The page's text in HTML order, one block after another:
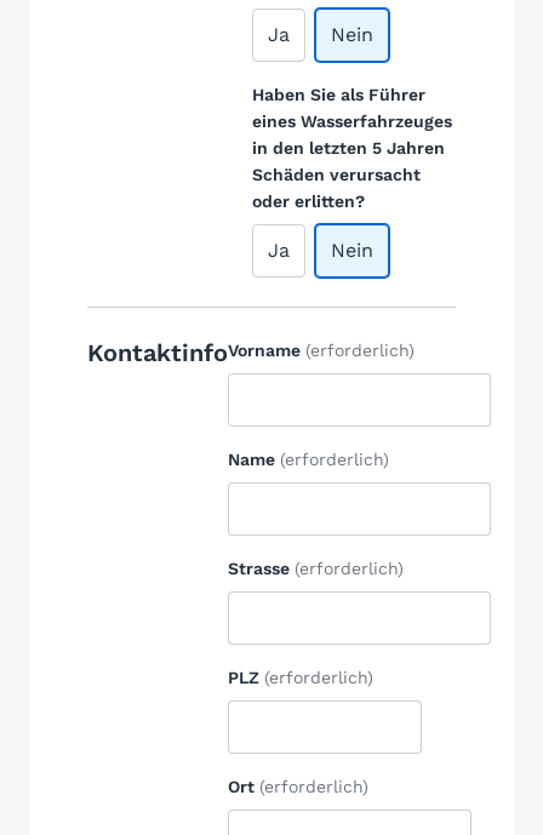
Ja Nein
Haben Sie als Führer
eines Wasserfahrzeuges
in den letzten 5 Jahren
Schäden verursacht
oder erlitten?
Ja Nein
KontaktinfoVorname (erforderlich)
Name (erforderlich)
Strasse (erforderlich)
PLZ (erforderlich)
Ort (erforderlich)